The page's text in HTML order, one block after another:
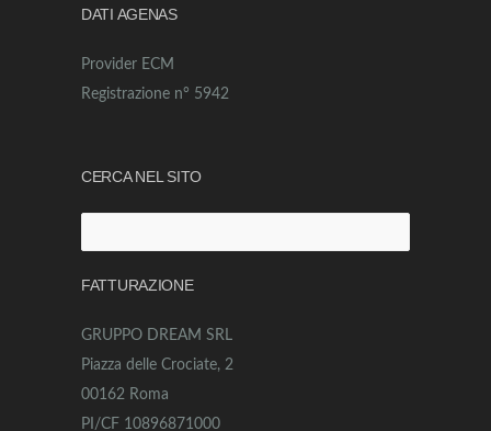
DATI AGENAS
Provider ECM
Registrazione n° 5942
CERCA NEL SITO
per:
FATTURAZIONE
GRUPPO DREAM SRL
Piazza delle Crociate, 2
00162 Roma
PI/CF 10896871000